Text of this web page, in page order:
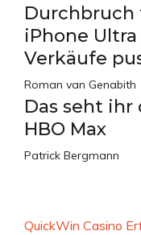
Durchbruch
iPhone
Verkäufe
Roman van Genabith
Das seht ihr
HBO Max
Patrick Bergmann
QuickWin Casino